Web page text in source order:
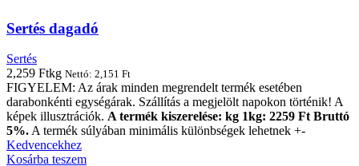
Sertés dagadó
Sertés
2,259 Ftkg Nettó: 2,151 Ft
FIGYELEM: Az árak minden megrendelt termék esetében
darabonkénti egységárak. Szállítás a megjelölt napokon történik! A
képek illusztrációk. A termék kiszerelése: kg 1kg: 2259 Ft Bruttó
5%.A termék súlyában minimális különbségek lehetnek +-
Kedvencekhez
Kosárba teszem